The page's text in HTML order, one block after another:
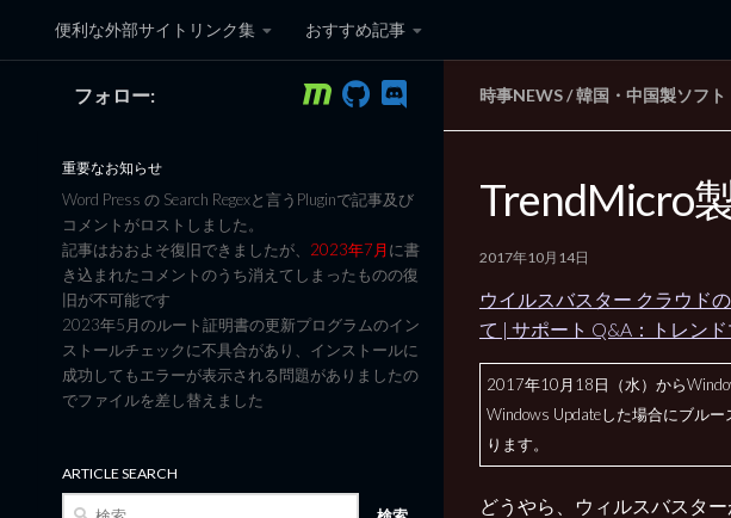
コンテンツへスキップ
便利な外部サイトリンク集 おすすめ記事
黒翼猫のコンピュータ日記 3rd
時事NEWS/韓国・中国製ソフト
TrendMicro
2017年10月14日
ウイルスバスター クラウド
て | サポート Q&A：トレンド
2017年10月18日（水）から
Windows Updateした場合にブル
ります。
どうやら、ウィルスバスタ
フォロー:
重要なお知らせ
Word Press の Search Regexと言うPluginで記事及び
コメントがロストしました。
記事はおおよそ復旧できましたが、 2023年7月に書
き込まれたコメントのうち消えてしまったものの復
旧が不可能です
2023年5月のルート証明書の更新プログラムのイン
ストールチェックに不具合があり、インストールに
成功してもエラーが表示される問題がありましたの
でファイルを差し替えました
ARTICLE SEARCH